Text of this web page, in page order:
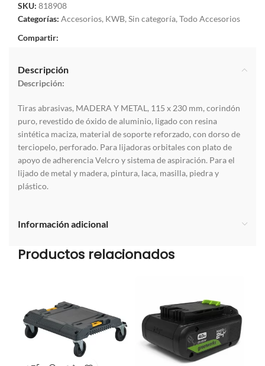
SKU: 818908
Categorías: Accesorios, KWB, Sin categoría, Todo Accesorios
Compartir:
Descripción
Descripción:
Tiras abrasivas, MADERA Y METAL, 115 x 230 mm, corindón
puro, revestido de óxido de aluminio, ligado con resina
sintética maciza, material de soporte reforzado, con dorso de
terciopelo, perforado. Para lijadoras orbitales con plato de
apoyo de adherencia Velcro y sistema de aspiración. Para el
lijado de metal y madera, pintura, laca, masilla, piedra y
plástico.
Información adicional
Productos relacionados